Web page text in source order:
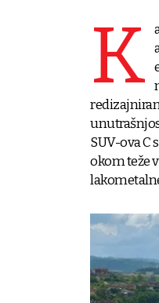
K
SUV-ova C
okom teže